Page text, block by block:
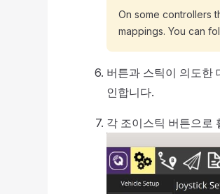
On some controllers
mappings. You can
버튼과 스틱이 의도한
인합니다.
각 조이스틱 버튼으로